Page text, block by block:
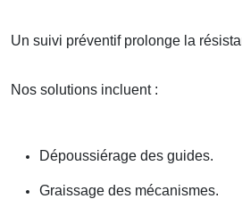
Un suivi préventif prolonge la
Nos solutions incluent :
Dépoussiérage des guides.
Graissage des mécanismes.